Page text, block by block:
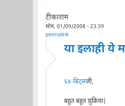
टीकाराम
सोम, 01/09/2008 - 23:39
permalink
या इलाही ये
६४-बिट्सजी,
बहुत बहुत शुक्रिया|